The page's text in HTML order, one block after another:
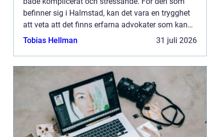
befinner sig i Halmstad, kan det vara en trygghet
att veta att det finns erfarna advokater som kan
erbjuda nödvändig vägledning...
Tobias Hellman 31 juli 2026